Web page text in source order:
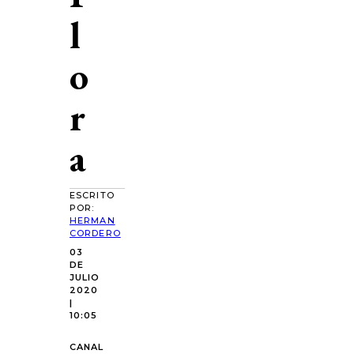
l
o
r
a
ESCRITO
POR:
HERMAN
CORDERO
03
DE
JULIO
2020
|
10:05
CANAL